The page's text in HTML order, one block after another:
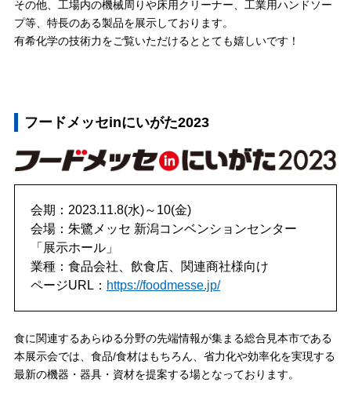
その他、工場内の機械周りや床用クリーナー、工業用ハンドソー
プ等、特長のある製品を展示しております。
有希化学の技術力をご覧いただけるととても嬉しいです！
フードメッセinにいがた2023
会期：2023.11.8(水)～10(金)
会場：朱鷺メッセ 新潟コンベンションセンター
「展示ホール」
業種：食品会社、飲食店、関連商社様向け
ページURL： https://foodmesse.jp/
食に関連するあらゆる分野の先端情報が集まる総合見本市である
本展示会では、食品/食材はもちろん、省力化や効率化を実現する
最新の機器・器具・資材を提案する場となっております。